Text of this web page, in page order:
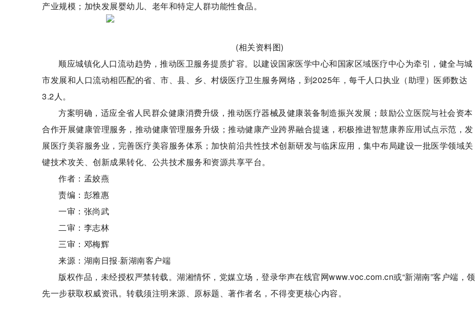
产业规模；加快发展婴幼儿、老年和特定人群功能性食品。
(相关资料图)
顺应城镇化人口流动趋势，推动医卫服务提质扩容。以建设国家医学中心和国家区域医疗中心为牵引，健全与城
市发展和人口流动相匹配的省、市、县、乡、村级医疗卫生服务网络，到2025年，每千人口执业（助理）医师数达
3.2人。
方案明确，适应全省人民群众健康消费升级，推动医疗器械及健康装备制造振兴发展；鼓励公立医院与社会资本
合作开展健康管理服务，推动健康管理服务升级；推动健康产业跨界融合提速，积极推进智慧康养应用试点示范，发
展医疗美容服务业，完善医疗美容服务体系；加快前沿共性技术创新研发与临床应用，集中布局建设一批医学领域关
键技术攻关、创新成果转化、公共技术服务和资源共享平台。
作者：孟姣燕
责编：彭雅惠
一审：张尚武
二审：李志林
三审：邓梅辉
来源：湖南日报·新湖南客户端
版权作品，未经授权严禁转载。湖湘情怀，党媒立场，登录华声在线官网www.voc.com.cn或“新湖南”客户端，领
先一步获取权威资讯。转载须注明来源、原标题、著作者名，不得变更核心内容。